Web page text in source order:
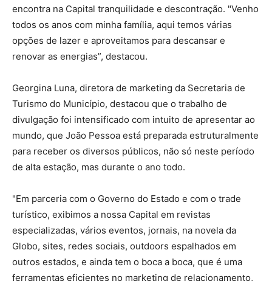
encontra na Capital tranquilidade e descontração. "Venho
todos os anos com minha família, aqui temos várias
opções de lazer e aproveitamos para descansar e
renovar as energias”, destacou.
Georgina Luna, diretora de marketing da Secretaria de
Turismo do Município, destacou que o trabalho de
divulgação foi intensificado com intuito de apresentar ao
mundo, que João Pessoa está preparada estruturalmente
para receber os diversos públicos, não só neste período
de alta estação, mas durante o ano todo.
"Em parceria com o Governo do Estado e com o trade
turístico, exibimos a nossa Capital em revistas
especializadas, vários eventos, jornais, na novela da
Globo, sites, redes sociais, outdoors espalhados em
outros estados, e ainda tem o boca a boca, que é uma
ferramentas eficientes no marketing de relacionamento,